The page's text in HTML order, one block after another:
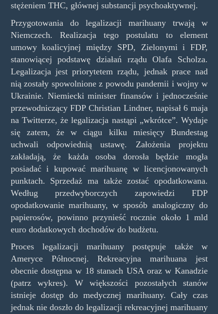
stężeniem THC, głównej substancji psychoaktywnej.
Przygotowania do legalizacji marihuany trwają w
Niemczech. Realizacja tego postulatu to element
umowy koalicyjnej między SPD, Zielonymi i FDP,
stanowiącej podstawę działań rządu Olafa Scholza.
Legalizacja jest priorytetem rządu, jednak prace nad
nią zostały spowolnione z powodu pandemii i wojny w
Ukrainie. Niemiecki minister finansów i jednocześnie
przewodniczący FDP Christian Lindner, napisał 6 maja
na Twitterze, że legalizacja nastąpi „wkrótce”. Wydaje
się zatem, że w ciągu kilku miesięcy Bundestag
uchwali odpowiednią ustawę. Założenia projektu
zakładają, że każda osoba dorosła będzie mogła
posiadać i kupować marihuanę w licencjonowanych
punktach. Sprzedaż ma także zostać opodatkowana.
Według przedwyborczych zapowiedzi FDP
opodatkowanie marihuany, w sposób analogiczny do
papierosów, powinno przynieść rocznie około 1 mld
euro dodatkowych dochodów do budżetu.
Proces legalizacji marihuany postępuje także w
Ameryce Północnej. Rekreacyjna marihuana jest
obecnie dostępna w 18 stanach USA oraz w Kanadzie
(patrz wykres). W większości pozostałych stanów
istnieje dostęp do medycznej marihuany. Cały czas
jednak nie doszło do legalizacji rekreacyjnej marihuany